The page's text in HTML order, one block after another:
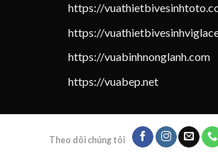
https://
https://
https://vuabinhnonglanh.com
https://vuabep.net
Theo dõi chúng tôi